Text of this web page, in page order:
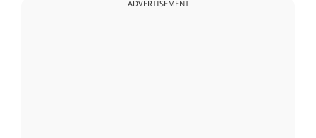
ADVERTISEMENT